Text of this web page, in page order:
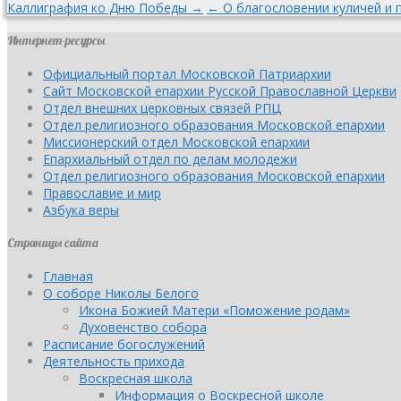
Каллиграфия ко Дню Победы → ← О благословении куличей и
Интернет-ресурсы
Официальный портал Московской Патриархии
Сайт Московской епархии Русской Православной Церкви
Отдел внешних церковных связей РПЦ
Отдел религиозного образования Московской епархии
Миссионерский отдел Московской епархии
Епархиальный отдел по делам молодежи
Отдел религиозного образования Московской епархии
Православие и мир
Азбука веры
Страницы сайта
Главная
О соборе Николы Белого
Икона Божией Матери «Поможение родам»
Духовенство собора
Расписание богослужений
Деятельность прихода
Воскресная школа
Информация о Воскресной школе